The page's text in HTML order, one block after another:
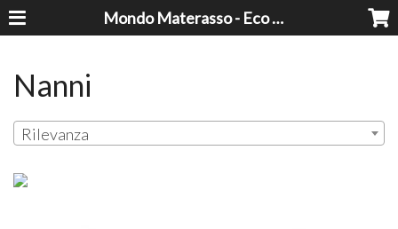
Mondo Materasso - Eco Dreams srl
Nanni
Rilevanza